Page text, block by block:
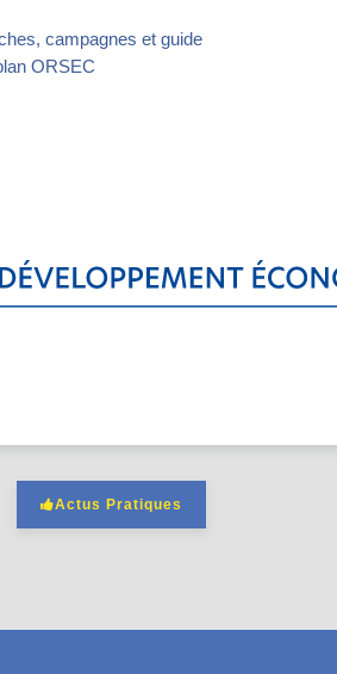
campagnes et guide
ORSEC
Actus Pratiques